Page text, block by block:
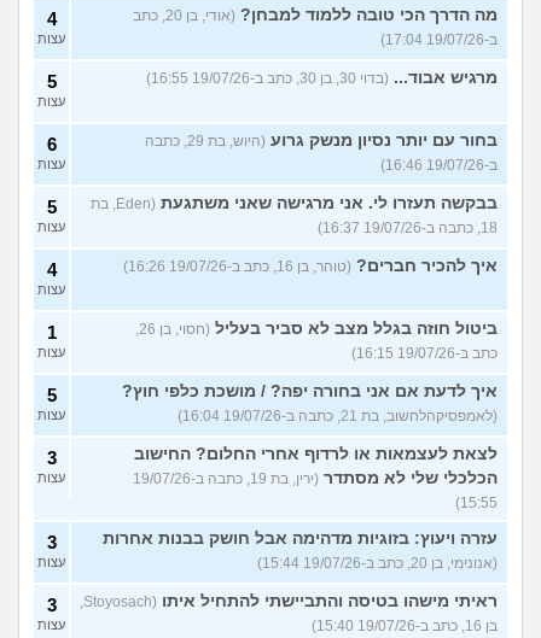
מה הדרך הכי טובה ללמוד למבחן?
(אודי, בן 20, כתב
ב-19/07/26 17:04)
4
עצות
מרגיש אבוד... (בדוי 30, בן 30, כתב ב-19/07/26 16:55) 5
עצות
בחור עם יותר נסיון מנשק גרוע
(היוש, בת 29, כתבה
ב-19/07/26 16:46)
6
עצות
בבקשה תעזרו לי. אני מרגישה שאני משתגעת
(Eden, בת
18, כתבה ב-19/07/26 16:37)
5
עצות
איך להכיר חברים? (טוהר, בן 16, כתב ב-19/07/26 16:26) 4
עצות
ביטול חוזה בגלל מצב לא סביר בעליל
(חסוי, בן 26,
כתב ב-19/07/26 16:15)
1
עצות
איך לדעת אם אני בחורה יפה? / מושכת כלפי חוץ?
(לאמפסיקהלחשוב, בת 21, כתבה ב-19/07/26 16:04)
5
עצות
לצאת לעצמאות או לרדוף אחרי החלום? החישוב
הכלכלי שלי לא מסתדר
(ירין, בת 19, כתבה ב-19/07/26
15:55)
3
עצות
עזרה ויעוץ: בזוגיות מדהימה אבל חושק בבנות אחרות
(אנונימי, בן 20, כתב ב-19/07/26 15:44)
3
עצות
ראיתי מישהו בטיסה והתביישתי להתחיל איתו
(Stoyosach,
בן 16, כתב ב-19/07/26 15:40)
3
עצות